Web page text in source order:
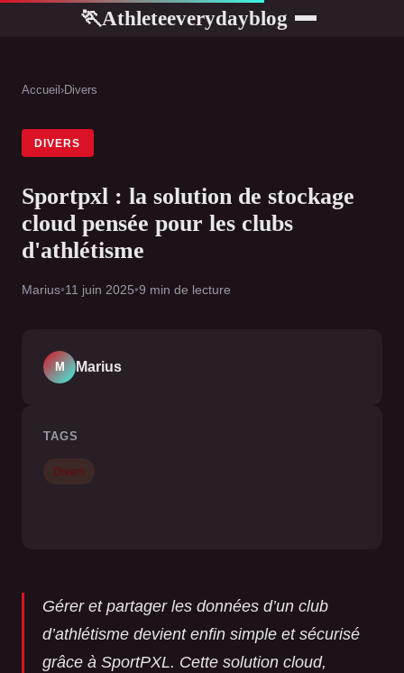
🏃Athleteeverydayblog
Accueil ›Divers
DIVERS
Sportpxl : la solution de stockage
cloud pensée pour les clubs
d'athlétisme
Marius•11 juin 2025•9 min de lecture
Gérer et partager les données d’un club
d’athlétisme devient enfin simple et sécurisé
grâce à SportPXL. Cette solution cloud,
M Marius
TAGS
Divers